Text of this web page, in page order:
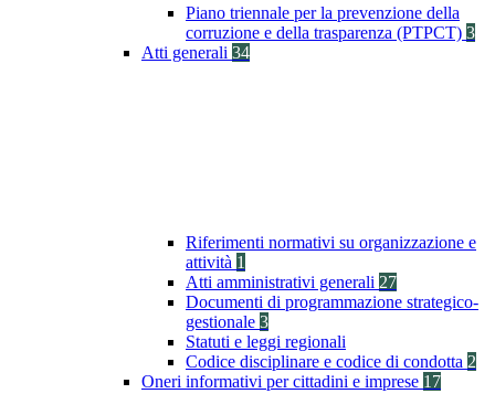
Piano triennale per la prevenzione della
corruzione e della trasparenza (PTPCT) 3
Atti generali 34
Riferimenti normativi su organizzazione e
attività 1
Atti amministrativi generali 27
Documenti di programmazione strategico-
gestionale 3
Statuti e leggi regionali
Codice disciplinare e codice di condotta 2
Oneri informativi per cittadini e imprese 17